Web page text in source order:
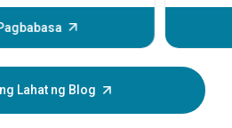
sa puso
man
puso,
mga
Lahat ng Blog